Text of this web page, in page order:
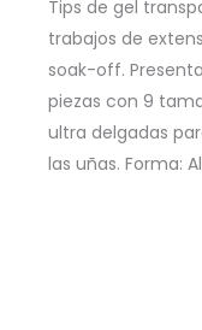
Medium
cantidad
Tips de gel
trabajos de
soak-off.
piezas con 9
ultra delgadas
las uñas. Forma: